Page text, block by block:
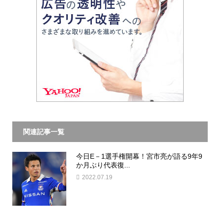
関連記事一覧
今日E－1選手権開幕！宮市亮が語る9年9
か月ぶり代表復...
2022.07.19